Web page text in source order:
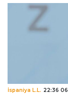
İspaniya L.L. 22:36